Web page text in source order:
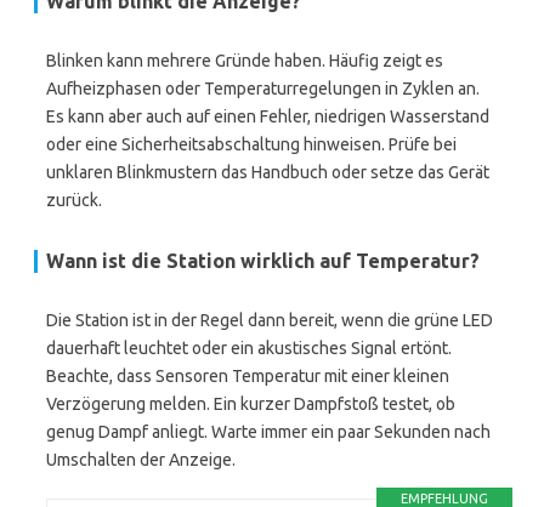
Blinken kann mehrere Gründe haben. Häufig zeigt es
Aufheizphasen oder Temperaturregelungen in Zyklen an.
Es kann aber auch auf einen Fehler, niedrigen Wasserstand
oder eine Sicherheitsabschaltung hinweisen. Prüfe bei
unklaren Blinkmustern das Handbuch oder setze das Gerät
zurück.
Wann ist die Station wirklich auf Temperatur?
Die Station ist in der Regel dann bereit, wenn die grüne LED
dauerhaft leuchtet oder ein akustisches Signal ertönt.
Beachte, dass Sensoren Temperatur mit einer kleinen
Verzögerung melden. Ein kurzer Dampfstoß testet, ob
genug Dampf anliegt. Warte immer ein paar Sekunden nach
Umschalten der Anzeige.
EMPFEHLUNG